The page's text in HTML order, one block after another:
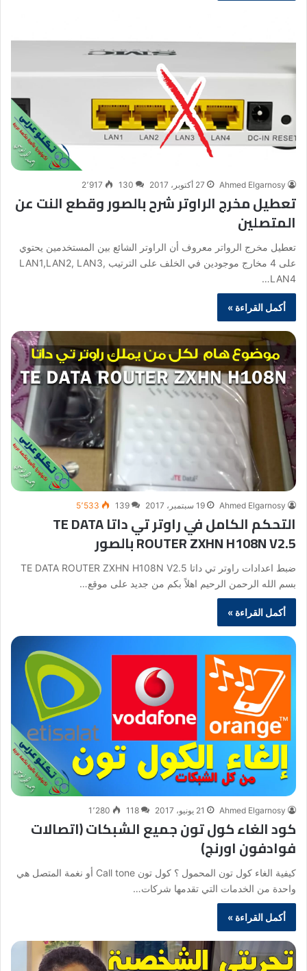
Ahmed Elgarnosy 27 أكتوبر، 2017 130 2٬917
تعطيل مخرج الراوتر شرح بالصور وقطع النت عن
المتصلين
تعطيل مخرج الرواتر معروف أن الراوتر الشائع بين المستخدمين يحتوي
على 4 مخارج موجودين في الخلف على الترتيب LAN1,LAN2, LAN3,
LAN4…
أكمل القراءة »
Ahmed Elgarnosy 19 سبتمبر، 2017 139 5٬533
التحكم الكامل في راوتر تي داتا TE DATA
ROUTER ZXHN H108N V2.5 بالصور
ضبط اعدادات راوتر تي داتا TE DATA ROUTER ZXHN H108N V2.5
بسم الله الرحمن الرحيم اهلاً بكم من جديد على موقع…
أكمل القراءة »
Ahmed Elgarnosy 21 يونيو، 2017 118 1٬280
كود الغاء كول تون جميع الشبكات (اتصالات
فوادفون اورنج)
كيفية الغاء كول تون المحمول ؟ كول تون Call tone أو نغمة المتصل هي
واحدة من الخدمات التي تقدمها شركات…
أكمل القراءة »